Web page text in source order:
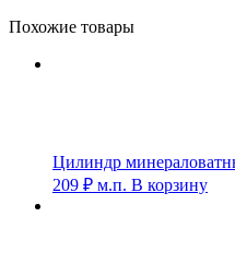
Похожие товары
Цилиндр
209 ₽ м.п. В корзину